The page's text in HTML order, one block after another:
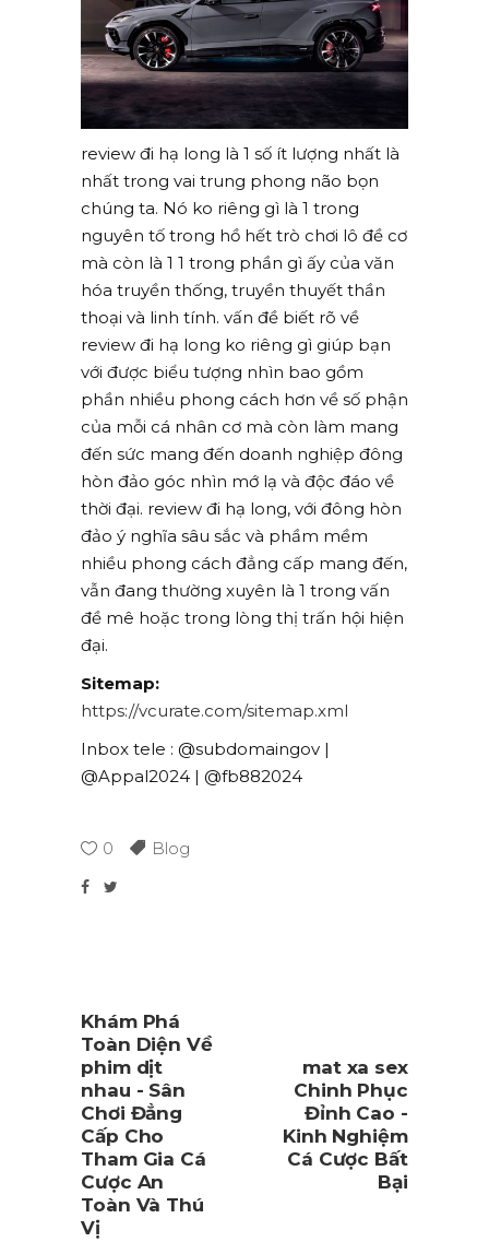
review đi hạ long là 1 số ít lượng nhất là
nhất trong vai trung phong não bọn
chúng ta. Nó ko riêng gì là 1 trong
nguyên tố trong hồ hết trò chơi lô đề cơ
mà còn là 1 1 trong phần gì ấy của văn
hóa truyền thống, truyền thuyết thần
thoại và linh tính. vấn đề biết rõ về
review đi hạ long ko riêng gì giúp bạn
với được biểu tượng nhìn bao gồm
phần nhiều phong cách hơn về số phận
của mỗi cá nhân cơ mà còn làm mang
đến sức mang đến doanh nghiệp đông
hòn đảo góc nhìn mớ lạ và độc đáo về
thời đại. review đi hạ long, với đông hòn
đảo ý nghĩa sâu sắc và phầm mềm
nhiều phong cách đẳng cấp mang đến,
vẫn đang thường xuyên là 1 trong vấn
đề mê hoặc trong lòng thị trấn hội hiện
đại.
Sitemap:
https://vcurate.com/sitemap.xml
Inbox tele : @subdomaingov |
@Appal2024 | @fb882024
0 Blog
Khám Phá
Toàn Diện Về
phim dịt
nhau - Sân
Chơi Đẳng
Cấp Cho
Tham Gia Cá
Cược An
Toàn Và Thú
Vị
mat xa sex
Chinh Phục
Đỉnh Cao -
Kinh Nghiệm
Cá Cược Bất
Bại